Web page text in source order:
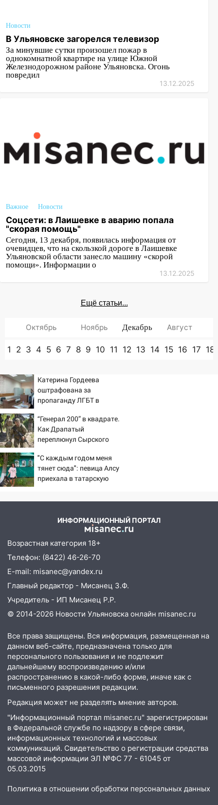
Новости
В Ульяновске загорелся телевизор
За минувшие сутки произошел пожар в
однокомнатной квартире на улице Южной
Железнодорожном районе Ульяновска. Огонь
повредил
13.12.2025
Важное Новости
Соцсети: в Лаишевке в аварию попала
"скорая помощь"
Сегодня, 13 декабря, появилась информация от
очевидцев, что на скользкой дороге в Лаишевке
Ульяновской области занесло машину «скорой
помощи». Информации о
13.12.2025
Ещё статьи...
Октябрь Ноябрь Декабрь Август
1 2 3 4 5 6 7 8 9 10 11 12 13 14 15 16 17 18
Катерина Гордеева
оштрафована за
пропаганду ЛГБТ в
Вести.ru
“Генерал 200” в квадрате.
Как Драпатый
переплюнул Сырского
"С каждым годом меня
тянет сюда": певица Алсу
приехала в татарскую
ИНФОРМАЦИОННЫЙ ПОРТАЛ
Возрастная категория 18+
Телефон: (8422) 46-26-70
E-mail: misanec@yandex.ru
Главный редактор - Мисанец З.Ф.
Учредитель - ИП Мисанец Р.Р.
© 2014-2026 Новости Ульяновска онлайн misanec.ru
Все права защищены. Вся информация, размещенная на
данном веб-сайте, предназначена только для
персонального пользования и не подлежит
дальнейшему воспроизведению и/или
распространению в какой-либо форме, иначе как с
письменного разрешения редакции.
Редакция может не разделять мнение авторов.
"Информационный портал misanec.ru" зарегистрирован
в Федеральной службе по надзору в сфере связи,
информационных технологий и массовых
коммуникаций. Свидетельство о регистрации средства
массовой информации ЭЛ №ФС 77 - 61045 от
05.03.2015
Политика в отношении обработки персональных данных